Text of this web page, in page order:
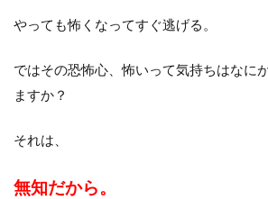
やっても怖くなってすぐ逃げる。
ではその恐怖心、怖いって気持ちはなに
ますか？
それは、
無知だから。